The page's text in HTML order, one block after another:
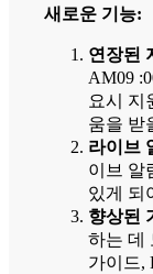
새로운 기능:
연장된
AM09
요시 지
움을 받
라이브
이브 알
있게 되
향상된
하는 데
가이드,